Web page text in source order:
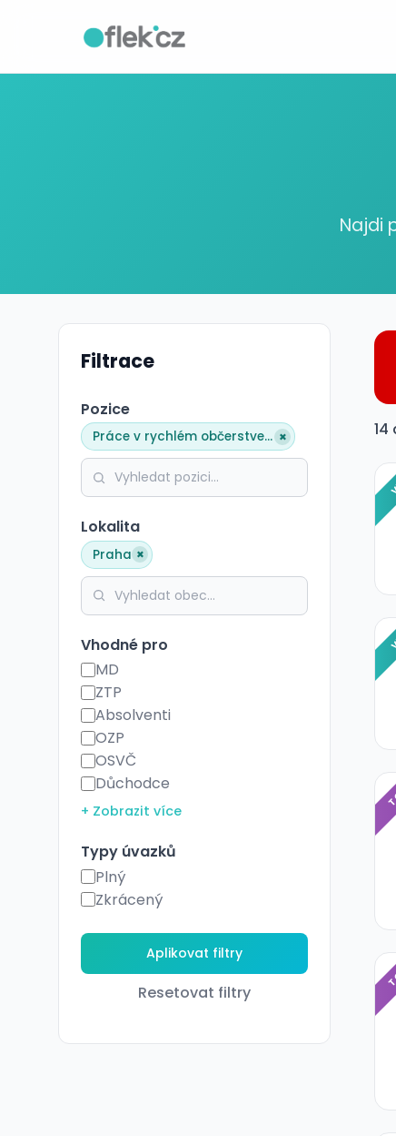
Najdi
Filtrace
Pozice
Práce v rychlém občerstvení ×
Lokalita
Praha ×
Vhodné pro
MD
ZTP
Absolventi
OZP
OSVČ
Důchodce
+ Zobrazit více
Typy úvazků
Plný
Zkrácený
Resetovat filtry